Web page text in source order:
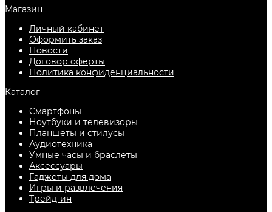
Магазин
Личный кабинет
Оформить заказ
Новости
Договор оферты
Политика конфиденциальности
Каталог
Смартфоны
Ноутбуки и телевизоры
Планшеты и стилусы
Аудиотехника
Умные часы и браслеты
Аксессуары
Гаджеты для дома
Игры и развлечения
Трейд-ин